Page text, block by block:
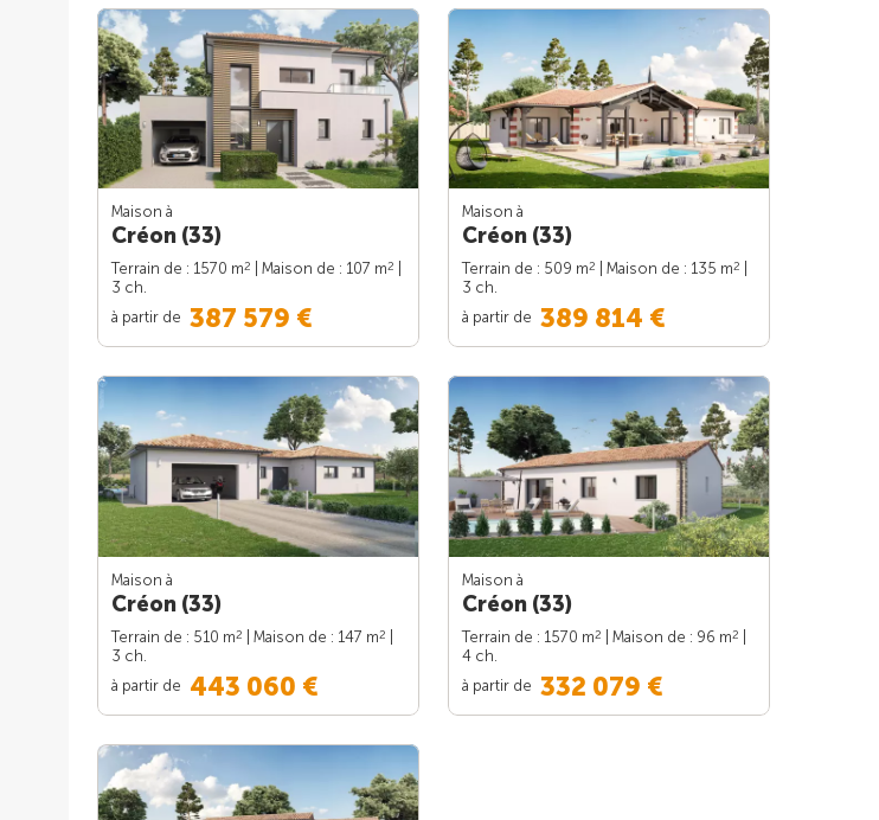
Maison à
Créon (33)
Terrain de : 1570 m2 | Maison de : 107 m2
3 ch.
à partir de 387 579 €
Maison à
Créon (33)
Terrain de : 509 m2 | Maison de : 135 m2
3 ch.
à partir de 389 814 €
Maison à
Créon (33)
Terrain de : 510 m2 | Maison de : 147 m2
3 ch.
à partir de 443 060 €
Maison à
Créon (33)
Terrain de : 1570 m2 | Maison de : 96 m2
4 ch.
à partir de 332 079 €